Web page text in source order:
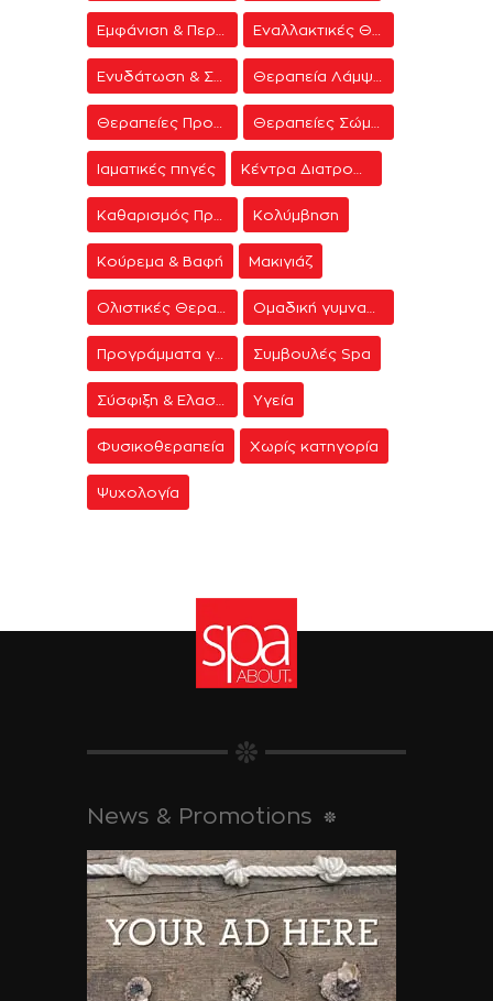
Ιαματικές πηγές
Κολύμβηση
Κούρεμα & Βαφή Μακιγιάζ
Συμβουλές Spa
Υγεία
Φυσικοθεραπεία Χωρίς κατηγορία
Ψυχολογία
News & Promotions